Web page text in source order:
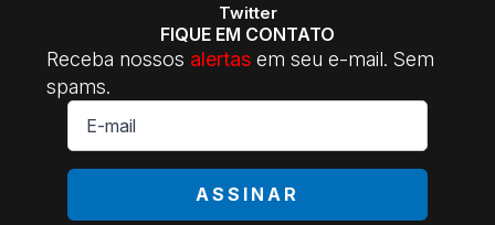
Twitter
FIQUE EM CONTATO
Receba nossos alertas em seu e-mail. Sem
spams.
E-
mail
ASSINAR